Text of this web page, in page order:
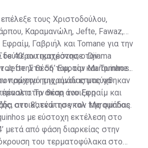
τους Χριστοδούλου,
Καραμανώλη, Jefte, Fawaz,
Γαβριήλ και Tomane για την
40’ αντικατέστησε τον
στην θέση του, τον Marquinhos.
πρώτου ημιχρόνου επιτεύχθηκαν
Το σκορ άνοιξε η
στο 8’, ενώ το γκολ της ομάδας
με εύστοχη εκτέλεση στο
ημιχρόνου, ο Djiama
Jefte. Στο 56’ Εφραίμ και Tomane
αρχηγό της ομάδας μας να
στην θέση του Εφραίμ και
αντικατέστησε τον Marquinhos.
μετά από φάση διαρκείας στην
του τερματοφύλακα στο